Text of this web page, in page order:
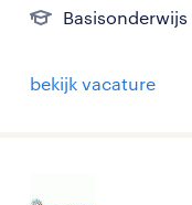
Basisonderwijs
bekijk vacature